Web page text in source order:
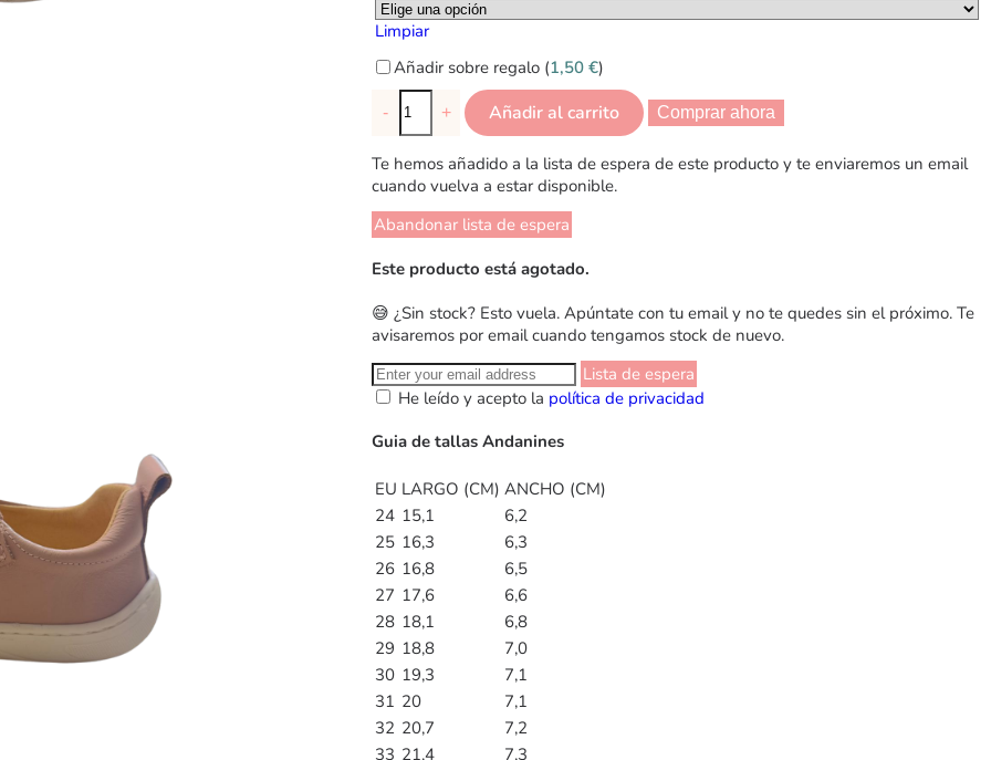
Limpiar
Añadir sobre regalo (1,50 €)
- + Añadir al carrito Comprar ahora
Te hemos añadido a la lista de espera de este producto y te enviaremos un email
cuando vuelva a estar disponible.
Abandonar lista de espera
Este producto está agotado.
😅 ¿Sin stock? Esto vuela. Apúntate con tu email y no te quedes sin el próximo. Te
avisaremos por email cuando tengamos stock de nuevo.
Lista de espera
He leído y acepto la política de privacidad
Guia de tallas Andanines
EU LARGO (CM) ANCHO (CM)
24 15,1
6,2
25 16,3
6,3
26 16,8
6,5
27 17,6
6,6
28 18,1
6,8
29 18,8
7,0
30 19,3
7,1
31 20
7,1
32 20,7
7,2
33 21,4 7,3